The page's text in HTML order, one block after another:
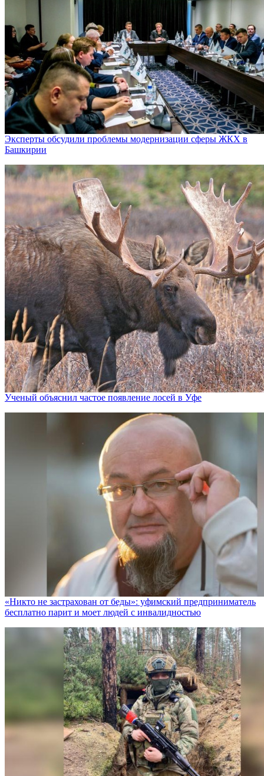
Эксперты обсудили проблемы модернизации сферы ЖКХ в
Башкирии
Ученый объяснил частое появление лосей в Уфе
«Никто не заcтрахован от беды»: уфимский предприниматель
бесплатно парит и моет людей с инвалидностью